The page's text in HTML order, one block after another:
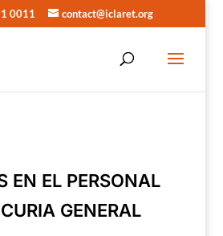
0011 contact@iclaret.org
EN EL PERSONAL
GENERAL